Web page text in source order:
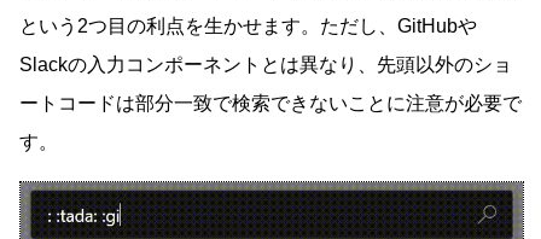
という2つ目の利点を生かせます。ただし、GitHubや
Slackの入力コンポーネントとは異なり、先頭以外のショ
ートコードは部分一致で検索できないことに注意が必要で
す。